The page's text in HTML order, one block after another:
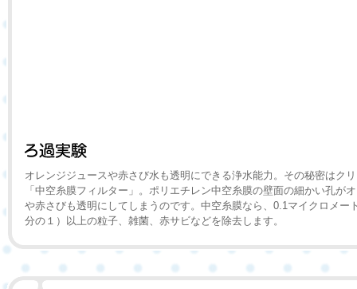
オレンジジュースや赤さび水も透明にできる浄水能力。その秘密はク
「中空糸膜フィルター」。ポリエチレン中空糸膜の壁面の細かい孔が
や赤さびも透明にしてしまうのです。中空糸膜なら、0.1マイクロメー
分の１）以上の粒子、雑菌、赤サビなどを除去します。